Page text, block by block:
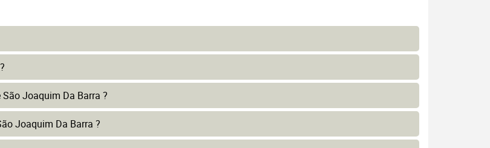
Joaquim Da Barra ?
Joaquim Da Barra ?